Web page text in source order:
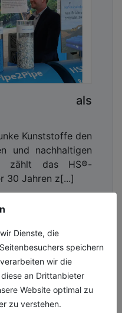
Dienste, die
speichern
wir die
an Drittanbieter
Website optimal zu
zu verstehen.
als
Kunststoffe den
und nachhaltigen
zählt das HS®-
30 Jahren z[...]